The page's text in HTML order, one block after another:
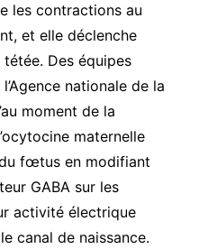
les contractions au
et elle déclenche
Des équipes
nationale de la
moment de la
maternelle
fœtus en modifiant
GABA sur les
activité électrique
canal de naissance.